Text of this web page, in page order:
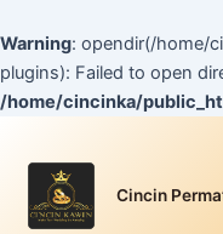
Warning: opendir(/home/
plugins): Failed to open
/home/cincinka/
ke
konten
Cincin
navigation